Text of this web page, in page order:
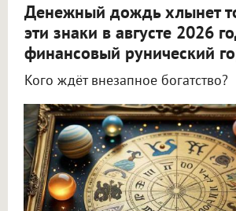
Денежный дождь хлынет
эти знаки в августе 2026
финансовый рунический
Кого ждёт внезапное богатство?